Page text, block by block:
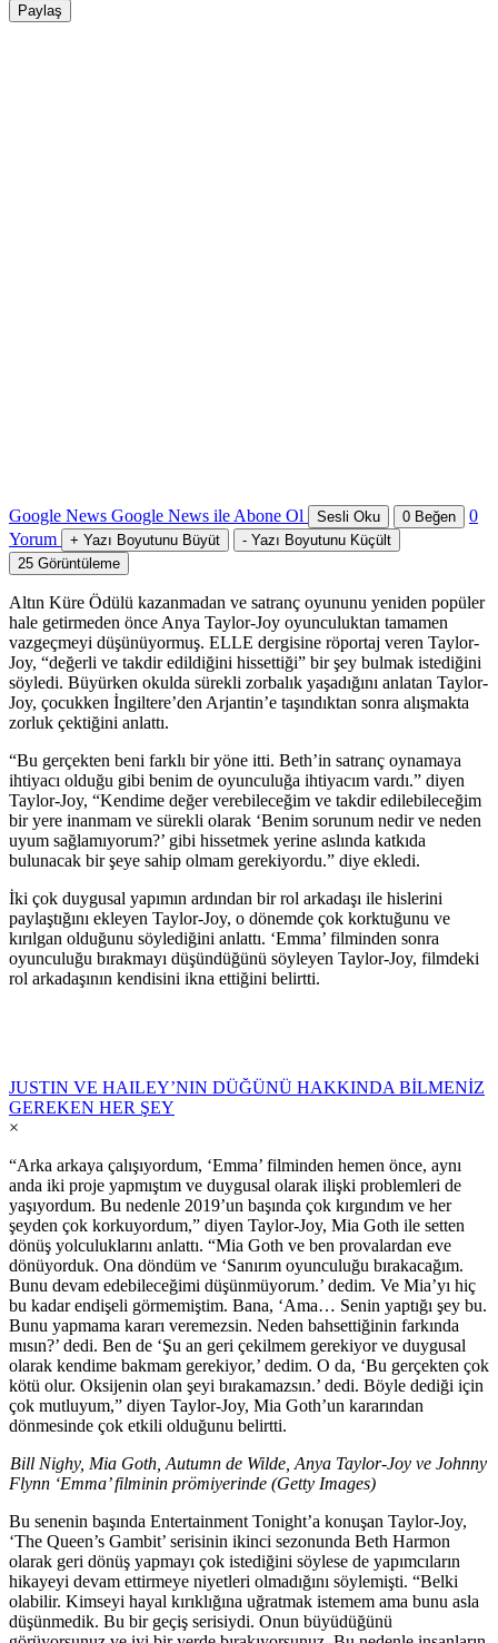
Paylaş
Google News Google News ile Abone Ol Sesli Oku 0 Beğen
0
Yorum
+ Yazı Boyutunu Büyüt - Yazı Boyutunu Küçült
25 Görüntüleme
Altın Küre Ödülü kazanmadan ve satranç oyununu yeniden popüler
hale getirmeden önce Anya Taylor-Joy oyunculuktan tamamen
vazgeçmeyi düşünüyormuş. ELLE dergisine röportaj veren Taylor-
Joy, “değerli ve takdir edildiğini hissettiği” bir şey bulmak istediğini
söyledi. Büyürken okulda sürekli zorbalık yaşadığını anlatan Taylor-
Joy, çocukken İngiltere’den Arjantin’e taşındıktan sonra alışmakta
zorluk çektiğini anlattı.
“Bu gerçekten beni farklı bir yöne itti. Beth’in satranç oynamaya
ihtiyacı olduğu gibi benim de oyunculuğa ihtiyacım vardı.” diyen
Taylor-Joy, “Kendime değer verebileceğim ve takdir edilebileceğim
bir yere inanmam ve sürekli olarak ‘Benim sorunum nedir ve neden
uyum sağlamıyorum?’ gibi hissetmek yerine aslında katkıda
bulunacak bir şeye sahip olmam gerekiyordu.” diye ekledi.
İki çok duygusal yapımın ardından bir rol arkadaşı ile hislerini
paylaştığını ekleyen Taylor-Joy, o dönemde çok korktuğunu ve
kırılgan olduğunu söylediğini anlattı. ‘Emma’ filminden sonra
oyunculuğu bırakmayı düşündüğünü söyleyen Taylor-Joy, filmdeki
rol arkadaşının kendisini ikna ettiğini belirtti.
JUSTIN VE HAILEY’NIN DÜĞÜNÜ HAKKINDA BİLMENİZ
GEREKEN HER ŞEY
×
“Arka arkaya çalışıyordum, ‘Emma’ filminden hemen önce, aynı
anda iki proje yapmıştım ve duygusal olarak ilişki problemleri de
yaşıyordum. Bu nedenle 2019’un başında çok kırgındım ve her
şeyden çok korkuyordum,” diyen Taylor-Joy, Mia Goth ile setten
dönüş yolculuklarını anlattı. “Mia Goth ve ben provalardan eve
dönüyorduk. Ona döndüm ve ‘Sanırım oyunculuğu bırakacağım.
Bunu devam edebileceğimi düşünmüyorum.’ dedim. Ve Mia’yı hiç
bu kadar endişeli görmemiştim. Bana, ‘Ama… Senin yaptığı şey bu.
Bunu yapmama kararı veremezsin. Neden bahsettiğinin farkında
mısın?’ dedi. Ben de ‘Şu an geri çekilmem gerekiyor ve duygusal
olarak kendime bakmam gerekiyor,’ dedim. O da, ‘Bu gerçekten çok
kötü olur. Oksijenin olan şeyi bırakamazsın.’ dedi. Böyle dediği için
çok mutluyum,” diyen Taylor-Joy, Mia Goth’un kararından
dönmesinde çok etkili olduğunu belirtti.
Bill Nighy, Mia Goth, Autumn de Wilde, Anya Taylor-Joy ve Johnny
Flynn ‘Emma’ filminin prömiyerinde (Getty Images)
Bu senenin başında Entertainment Tonight’a konuşan Taylor-Joy,
‘The Queen’s Gambit’ serisinin ikinci sezonunda Beth Harmon
olarak geri dönüş yapmayı çok istediğini söylese de yapımcıların
hikayeyi devam ettirmeye niyetleri olmadığını söylemişti. “Belki
olabilir. Kimseyi hayal kırıklığına uğratmak istemem ama bunu asla
düşünmedik. Bu bir geçiş serisiydi. Onun büyüdüğünü